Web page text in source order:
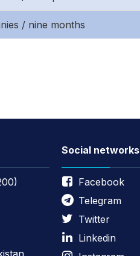
/ nine months
Social networks
Facebook
Telegram
Twitter
Linkedin